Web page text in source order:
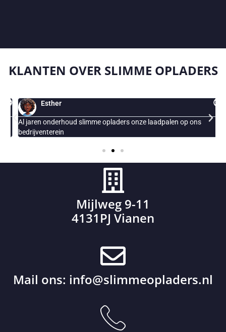
KLANTEN OVER SLIMME OPLADERS
Esther
Al jaren onderhoud slimme opladers onze laadpalen op ons
bedrijventerein
Mijlweg 9-11
4131PJ Vianen
Mail ons: info@slimmeopladers.nl